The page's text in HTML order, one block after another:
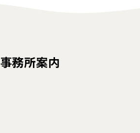
事務所案内